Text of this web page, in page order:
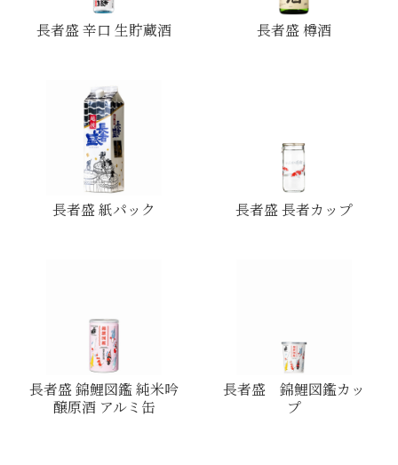
長者盛 辛口 生貯蔵酒 長者盛 樽酒
長者盛 紙パック 長者盛 長者カップ
長者盛 錦鯉図鑑 純米吟
醸原酒 アルミ缶
長者盛 錦鯉図鑑カッ
プ